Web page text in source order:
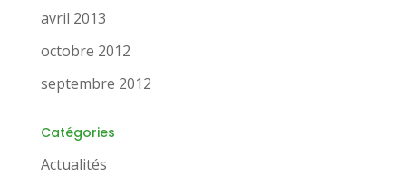
avril 2013
octobre 2012
septembre 2012
Catégories
Actualités